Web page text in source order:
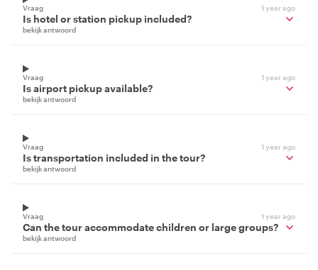
Vraag 1 year ago
Is hotel or station pickup included?
bekijk antwoord
Vraag 1 year ago
Is airport pickup available?
bekijk antwoord
Vraag 1 year ago
Is transportation included in the tour?
bekijk antwoord
Vraag 1 year ago
Can the tour accommodate children or large groups?
bekijk antwoord